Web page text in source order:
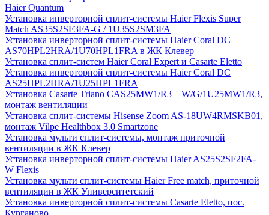
Haier Quantum
Установка инверторной сплит-системы Haier Flexis Super
Match AS35S2SF3FA-G / 1U35S2SM3FA
Установка инверторной сплит-системы Haier Coral DC
AS70HPL2HRA/1U70HPL1FRA в ЖК Клевер
Установка сплит-систем Haier Coral Expert и Casarte Eletto
Установка инверторной сплит-системы Haier Coral DC
AS25HPL2HRA/1U25HPL1FRA
Установка Casarte Triano CAS25MW1/R3 – W/G/1U25MW1/R3,
монтаж вентиляции
Установка сплит-системы Hisense Zoom AS-18UW4RMSKB01,
монтаж Vilpe Healthbox 3.0 Smartzone
Установка мульти сплит-системы, монтаж приточной
вентиляции в ЖК Клевер
Установка инверторной сплит-системы Haier AS25S2SF2FA-
W Flexis
Установка мульти сплит-системы Haier Free match, приточной
вентиляции в ЖК Университетский
Установка инверторной сплит-системы Casarte Eletto, пос.
Курганово